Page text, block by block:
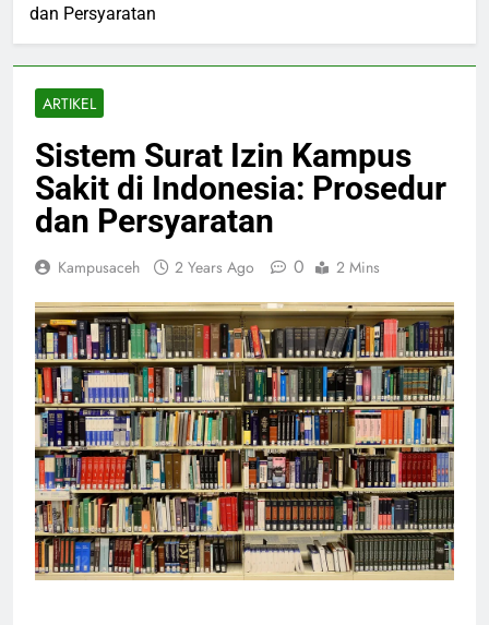
dan Persyaratan
ARTIKEL
Sistem Surat Izin Kampus
Sakit di Indonesia: Prosedur
dan Persyaratan
Kampusaceh 2 Years Ago 0 2 Mins